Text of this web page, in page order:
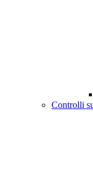
Controlli